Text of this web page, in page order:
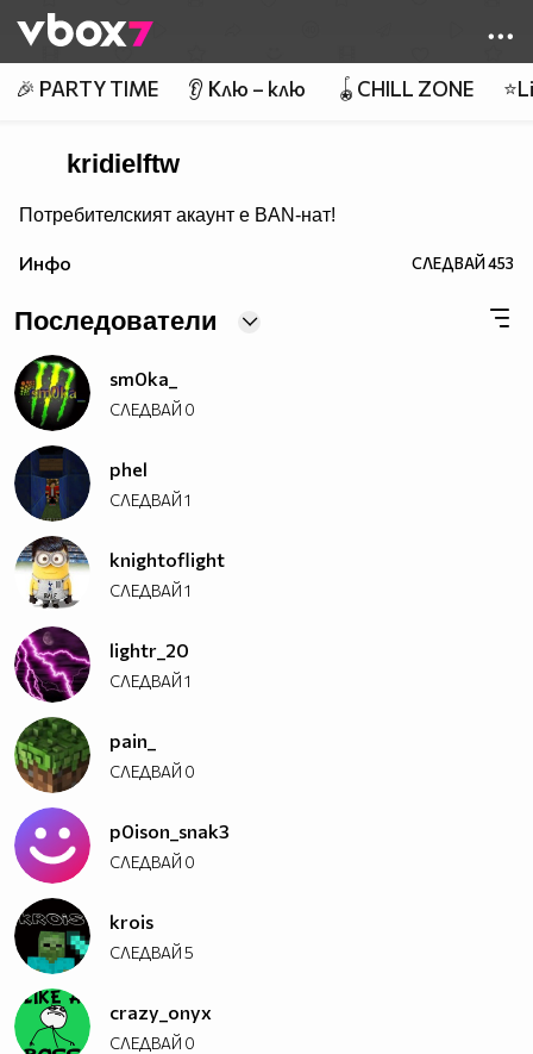
👾
🎉 PARTY TIME 👂 Клю – клю 🪀CHILL ZONE
kridielftw
Потребителският акаунт е BAN-нат!
Инфо СЛЕДВАЙ453
Последователи
sm0ka_
СЛЕДВАЙ 0
phel
СЛЕДВАЙ1
knightoflight
СЛЕДВАЙ1
lightr_20
СЛЕДВАЙ1
pain_
СЛЕДВАЙ 0
p0ison_snak3
СЛЕДВАЙ 0
krois
СЛЕДВАЙ5
crazy_onyx
СЛЕДВАЙ 0